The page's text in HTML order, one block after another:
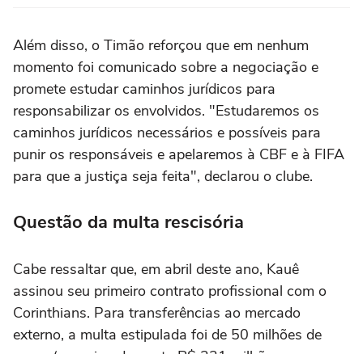
Além disso, o Timão reforçou que em nenhum
momento foi comunicado sobre a negociação e
promete estudar caminhos jurídicos para
responsabilizar os envolvidos. "Estudaremos os
caminhos jurídicos necessários e possíveis para
punir os responsáveis e apelaremos à CBF e à FIFA
para que a justiça seja feita", declarou o clube.
Questão da multa rescisória
Cabe ressaltar que, em abril deste ano, Kauê
assinou seu primeiro contrato profissional com o
Corinthians. Para transferências ao mercado
externo, a multa estipulada foi de 50 milhões de